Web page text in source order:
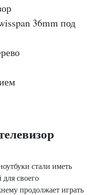
36mm под
стали иметь
своего
продолжает играть